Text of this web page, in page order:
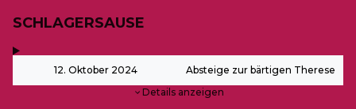
SCHLAGERSAUSE
12. Oktober 2024 Absteige zur bärtigen Therese
Details anzeigen